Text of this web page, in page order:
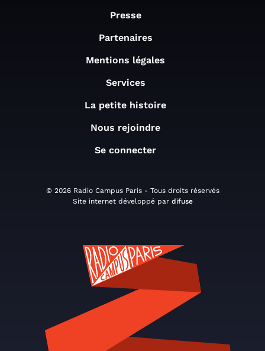
Presse
Partenaires
Mentions légales
Services
La petite histoire
Nous rejoindre
Se connecter
© 2026 Radio Campus Paris - Tous droits réservés
Site internet développé par difuse